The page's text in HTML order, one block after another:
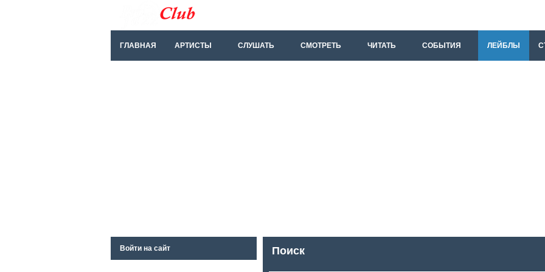
ГЛАВНАЯ АРТИСТЫ СЛУШАТЬ СМОТРЕТЬ ЧИТАТЬ СОБЫТИЯ ЛЕЙБЛЫ
Поиск
Войти на сайт